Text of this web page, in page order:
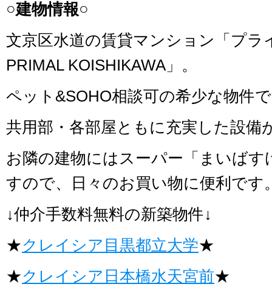
○建物情報○
文京区水道の賃貸マンション「プラ
PRIMAL KOISHIKAWA」。
ペット&SOHO相談可の希少な物件
共用部・各部屋ともに充実した設備
お隣の建物にはスーパー「まいば
すので、日々のお買い物に便利です
↓仲介手数料無料の新築物件↓
★クレイシア目黒都立大学★
★クレイシア日本橋水天宮前★